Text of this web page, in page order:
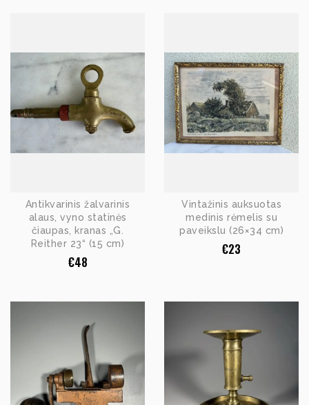
Antikvarinis žalvarinis
alaus, vyno statinės
čiaupas, kranas „G.
Reither 23“ (15 cm)
€48
Vintažinis auksuotas
medinis rėmelis su
paveikslu (26×34 cm)
€23